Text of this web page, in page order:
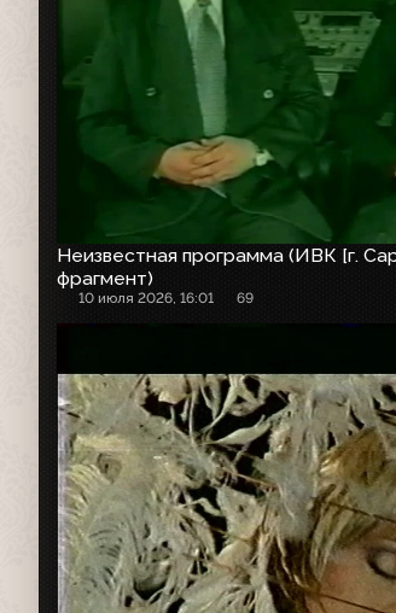
Неизвестная программа (ИВК [г.
фрагмент)
10 июля 2026, 16:01 69